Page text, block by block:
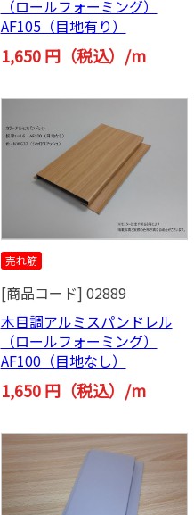
（ロールフォーミング）
AF105（目地有り）
1,650 円（税込）/m
売れ筋
[商品コード] 02889
木目調アルミスパンドレル
（ロールフォーミング）
AF100（目地なし）
1,650 円（税込）/m